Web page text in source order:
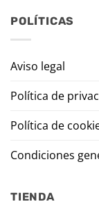
POLÍTICAS
Aviso legal
Política de
Política de
Condiciones
TIENDA